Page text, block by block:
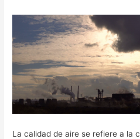
La calidad de aire se refiere a la